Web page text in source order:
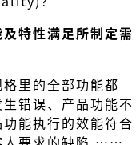
特性满足所制定需
里的全部功能都
错误、产品功能不
能执行的效能符合